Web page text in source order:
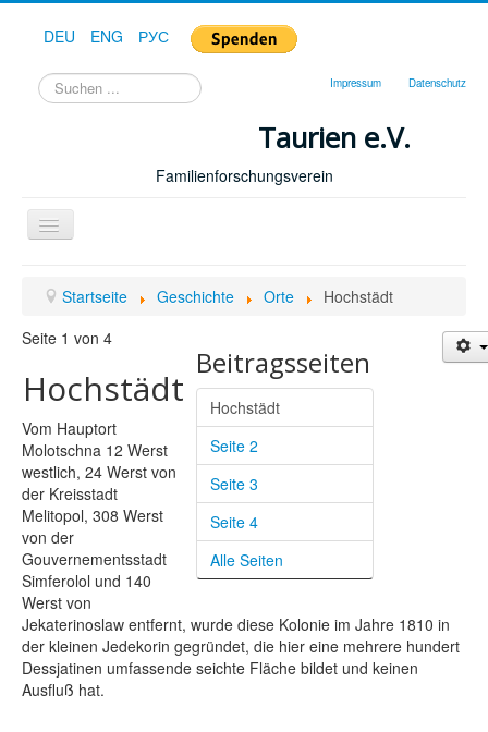
DEU ENG РУС
Suchen
...
Impressum Datenschutz
Taurien e.V.
Familienforschungsverein
Toggle
Navigation
Geschichte
Downloads
Publikationen
Shop
Über uns
Startseite Geschichte Orte Hochstädt
Beitragsseiten
Hochstädt
Seite 2
Seite 3
Seite 4
Alle Seiten
Seite 1 von 4
Hochstädt
Vom Hauptort
Molotschna 12 Werst
westlich, 24 Werst von
der Kreisstadt
Melitopol, 308 Werst
von der
Gouvernementsstadt
Simferolol und 140
Werst von
Jekaterinoslaw entfernt, wurde diese Kolonie im Jahre 1810 in
der kleinen Jedekorin gegründet, die hier eine mehrere hundert
Dessjatinen umfassende seichte Fläche bildet und keinen
Ausfluß hat.